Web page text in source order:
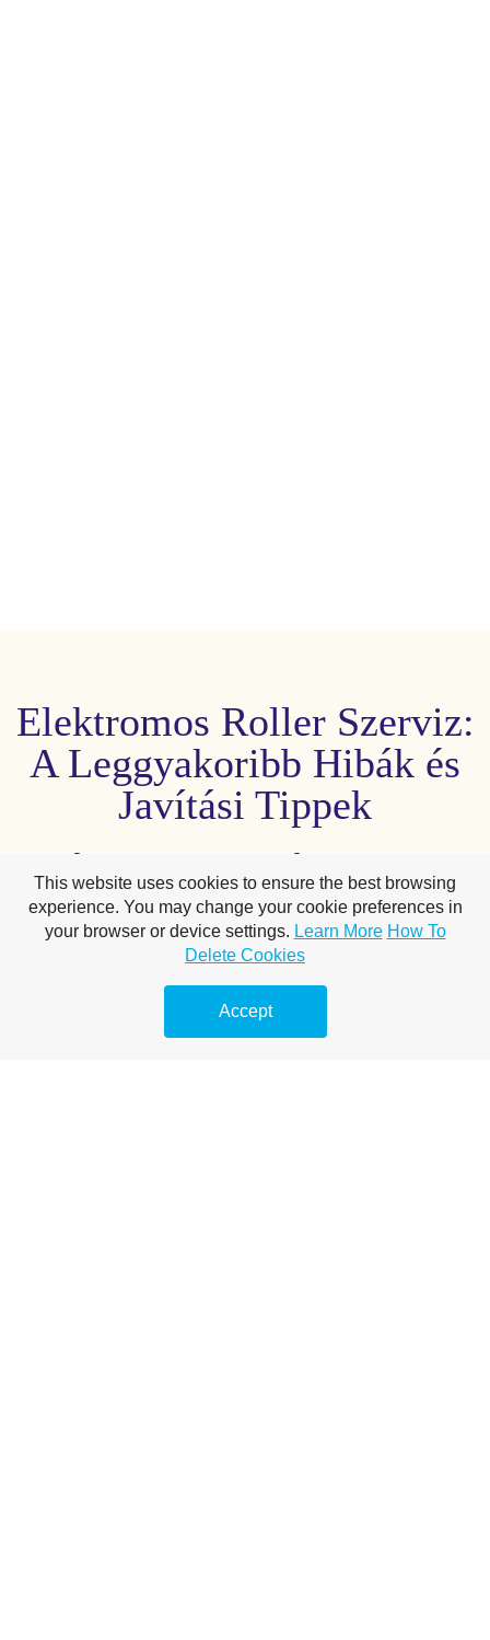
Elektromos Roller Szerviz:
A Leggyakoribb Hibák és
Javítási Tippek
Miért van szükség
elektromos roller
szervizelésére?
Az elektromos rollerek az elmúlt években egyre népszerűbbek lettek, hiszen
gyors és környezetbarát alternatívát nyújtanak a városi közlekedésben.
Ugyanakkor, mint minden közlekedési eszköz, az elektromos rollerek is ki
This website uses cookies to ensure the best browsing
experience. You may change your cookie preferences in
your browser or device settings. Learn More How To
Delete Cookies
Accept